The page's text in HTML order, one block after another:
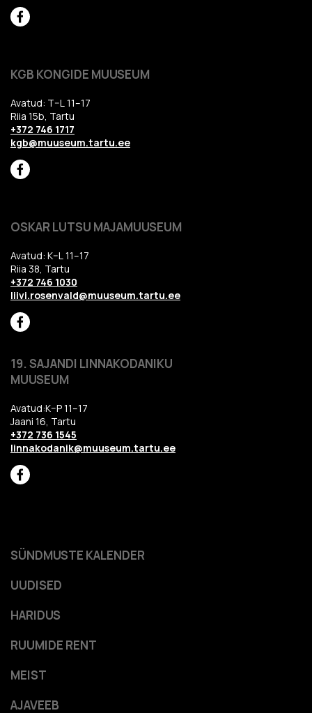
KGB KONGIDE MUUSEUM
Avatud: T–L 11–17
Riia 15b, Tartu
+372 746 1717
kgb@muuseum.tartu.ee
OSKAR LUTSU MAJAMUUSEUM
Avatud: K–L 11–17
Riia 38, Tartu
+372 746 1030
liivi.rosenvald@muuseum.tartu.ee
19. SAJANDI LINNAKODANIKU
MUUSEUM
Avatud:K–P 11–17
Jaani 16, Tartu
+372 736 1545
linnakodanik@muuseum.tartu.ee
HARIDUS
RUUMIDE RENT
MEIST
AJAVEEB
SÜNDMUSTE KALENDER
UUDISED